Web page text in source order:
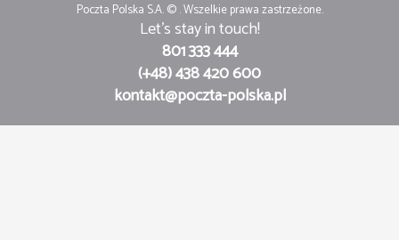
Poczta Polska S.A. ©. Wszelkie prawa zastrzeżone.
Let's stay in touch!
801 333 444
(+48) 438 420 600
kontakt@poczta-polska.pl